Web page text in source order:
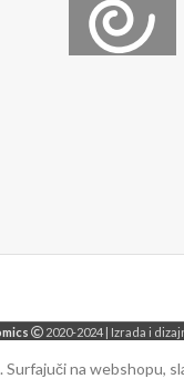
2020-2024 | Izrada i
na webshopu,